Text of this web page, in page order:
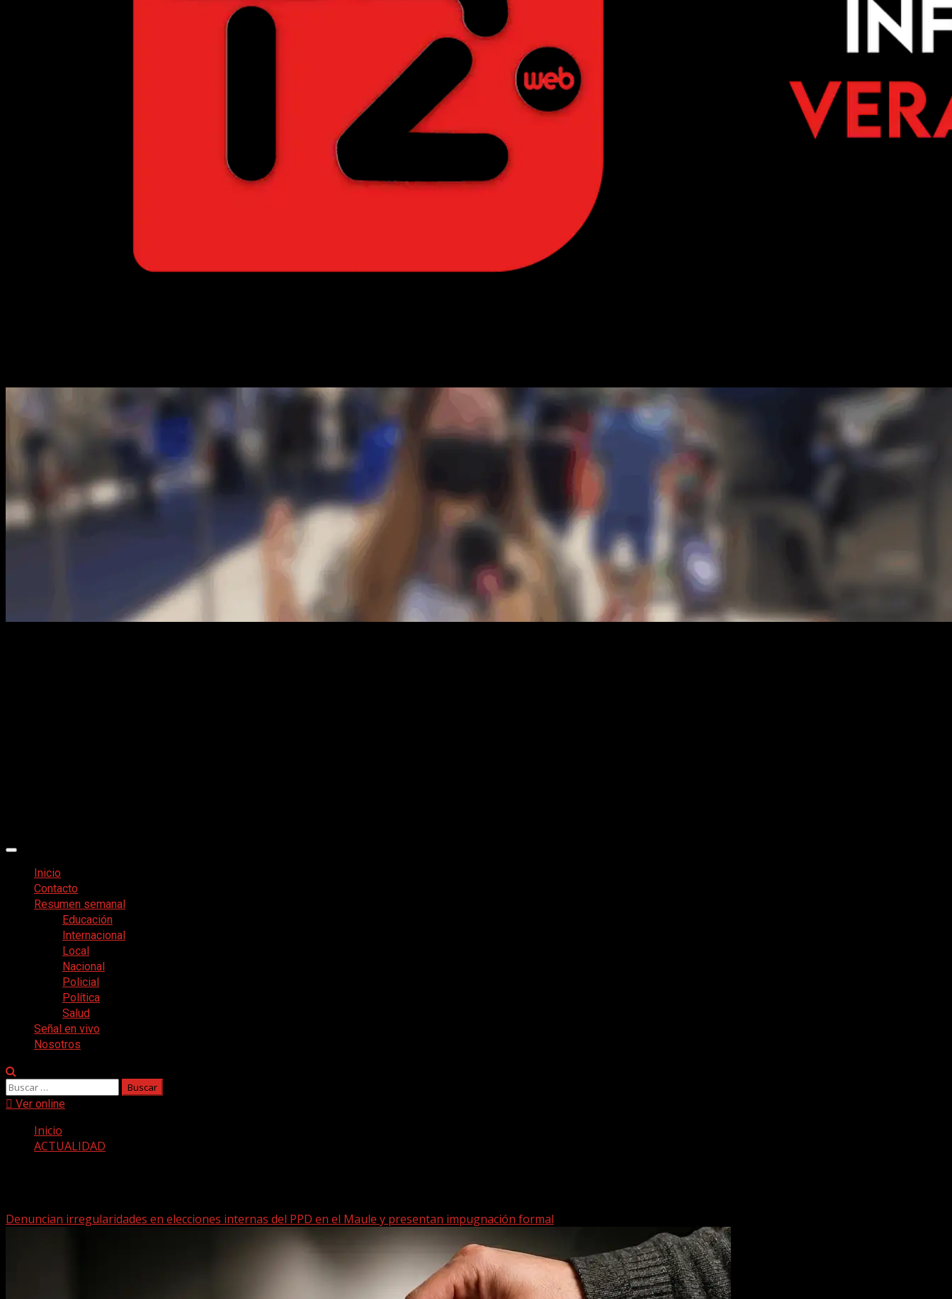
Menú
principalInicio
Contacto
Resumen semanal
Educación
Internacional
Local
Nacional
Policial
Política
Salud
Señal en vivo
Nosotros
Buscar:
Ver online
Inicio
ACTUALIDAD
Denuncian irregularidades en elecciones internas del PPD en el Maule y presentan impugnación formal